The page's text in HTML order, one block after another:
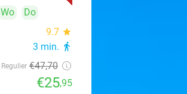
Wo
Do
9.7 star
3 min. directions_walk
Regulier €47,70
€25,95